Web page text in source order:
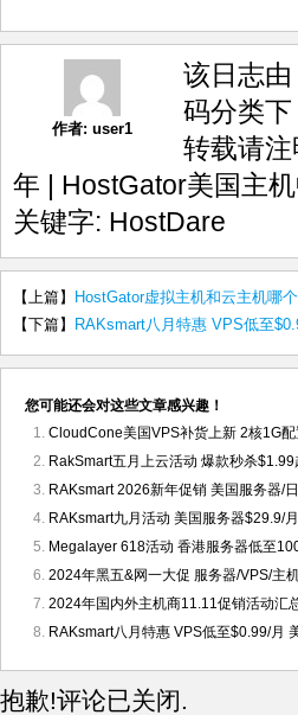
作者: user1
该日志
码分类下
转载请注
年 | HostGator美国主
关键字: HostDare
【上篇】
HostGator虚拟主机和云主机哪
【下篇】
RAKsmart八月特惠 VPS低至
您可能还会对这些文章感兴趣！
CloudCone美国VPS补货上新 2核1G
RakSmart五月上云活动 爆款秒杀
RAKsmart 2026新年促销 美国服务器/
RAKsmart九月活动 美国服务器$29.9/
Megalayer 618活动 香港服务器低至
2024年黑五&网一大促 服务器/VPS/主
2024年国内外主机商11.11促销活动汇
RAKsmart八月特惠 VPS低至$0.99/月
抱歉!评论已关闭.